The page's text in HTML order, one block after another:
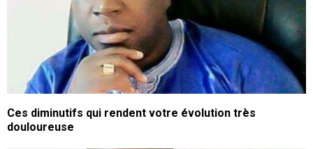
Ces diminutifs qui rendent votre évolution très
douloureuse